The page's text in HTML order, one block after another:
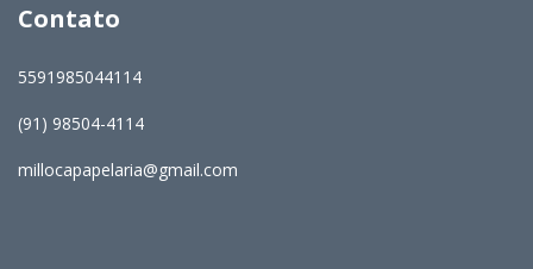
Contato
5591985044114
(91) 98504-4114
millocapapelaria@gmail.com